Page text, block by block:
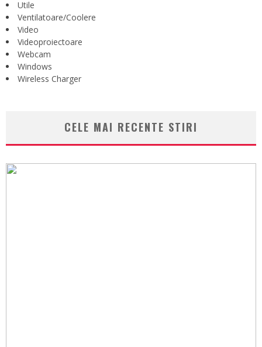
Utile
Ventilatoare/Coolere
Video
Videoproiectoare
Webcam
Windows
Wireless Charger
CELE MAI RECENTE STIRI